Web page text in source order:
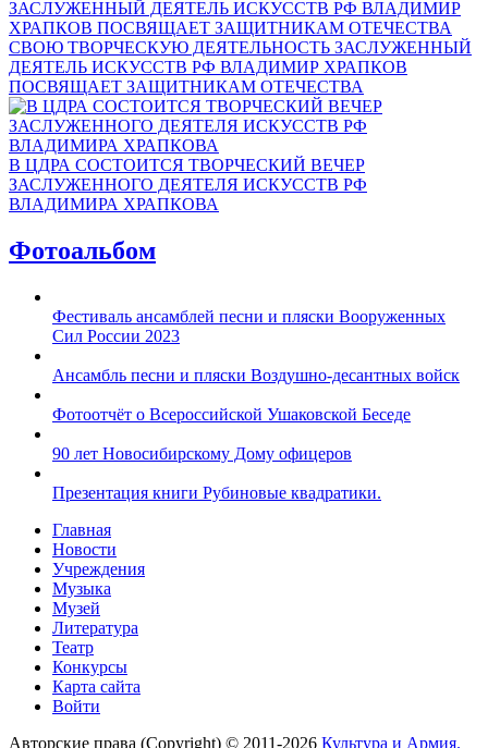
СВОЮ ТВОРЧЕСКУЮ ДЕЯТЕЛЬНОСТЬ ЗАСЛУЖЕННЫЙ
ДЕЯТЕЛЬ ИСКУССТВ РФ ВЛАДИМИР ХРАПКОВ
ПОСВЯЩАЕТ ЗАЩИТНИКАМ ОТЕЧЕСТВА
В ЦДРА СОСТОИТСЯ ТВОРЧЕСКИЙ ВЕЧЕР
ЗАСЛУЖЕННОГО ДЕЯТЕЛЯ ИСКУССТВ РФ
ВЛАДИМИРА ХРАПКОВА
Фотоальбом
Фестиваль ансамблей песни и пляски Вооруженных
Сил России 2023
Ансамбль песни и пляски Воздушно-десантных войск
Фотоотчёт о Всероссийской Ушаковской Беседе
90 лет Новосибирскому Дому офицеров
Презентация книги Рубиновые квадратики.
Главная
Новости
Учреждения
Музыка
Музей
Литература
Театр
Конкурсы
Карта сайта
Войти
Авторские права (Copyright) © 2011-2026 Культура и Армия.